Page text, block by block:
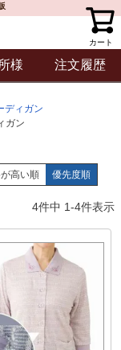
カート
様 注文履歴
ディガン
ガン
高い順 優先度順
4件中 1-4件表示